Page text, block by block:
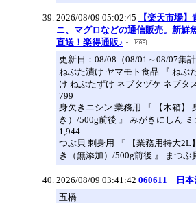
2026/08/09 05:02:45
【楽天市場
ニ、マグロなどの通信販売。新鮮
直送！楽得通販♪
更新日：08/08（08/01～08/07集計
ねぶた漬け ヤマモト食品 『 ねぶ
け ねぶたずけ ネブタヅケ ネブタ
799
身欠きニシン 業務用 『 【木箱】
き）/500g前後 』 みがきにしん
1,944
つぶ貝 刺身用 『 【業務用特大2L
き（無添加）/500g前後 』 まつぶ
2026/08/09 03:41:42 060611 日本
五橋